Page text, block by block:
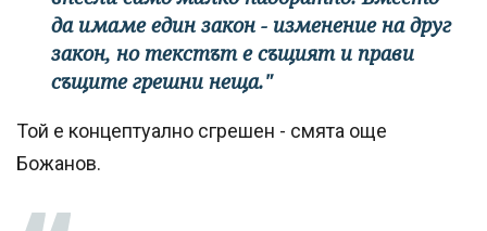
да имаме един закон - изменение на друг
закон, но текстът е същият и прави
същите грешни неща."
Той е концептуално сгрешен - смята още
Божанов.